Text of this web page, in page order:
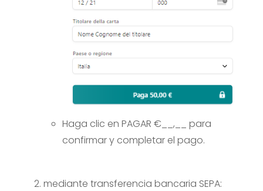
Haga clic en PAGAR €__,__ para
confirmar y completar el pago.
mediante transferencia bancaria SEPA: